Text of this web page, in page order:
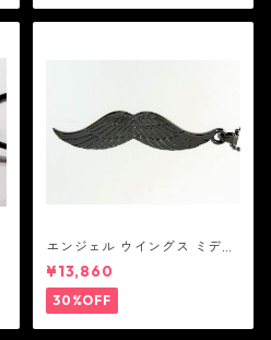
エンジェル ウイングス ミディ
アム ペンダント ブラック
¥13,860
30%OFF